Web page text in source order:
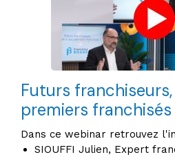
Futurs
premiers franchisés
Dans ce webinar retrouvez
SIOUFFI Julien, Expert